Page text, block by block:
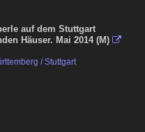
auf dem Stuttgart
Häuser. Mai 2014 (M) 
/ Stuttgart